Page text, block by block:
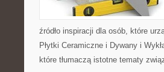
źródło inspiracji dla osób, które
Płytki Ceramiczne i Dywany i
które tłumaczą istotne tematy